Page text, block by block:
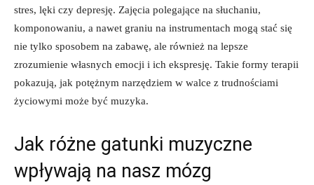
stres, lęki czy depresję. Zajęcia polegające na słuchaniu,
komponowaniu, a nawet graniu na instrumentach mogą stać się
nie tylko sposobem na zabawę, ale również na lepsze
zrozumienie własnych emocji i ich ekspresję. Takie formy terapii
pokazują, jak potężnym narzędziem w walce z trudnościami
życiowymi może być muzyka.
Jak różne gatunki muzyczne
wpływają na nasz mózg